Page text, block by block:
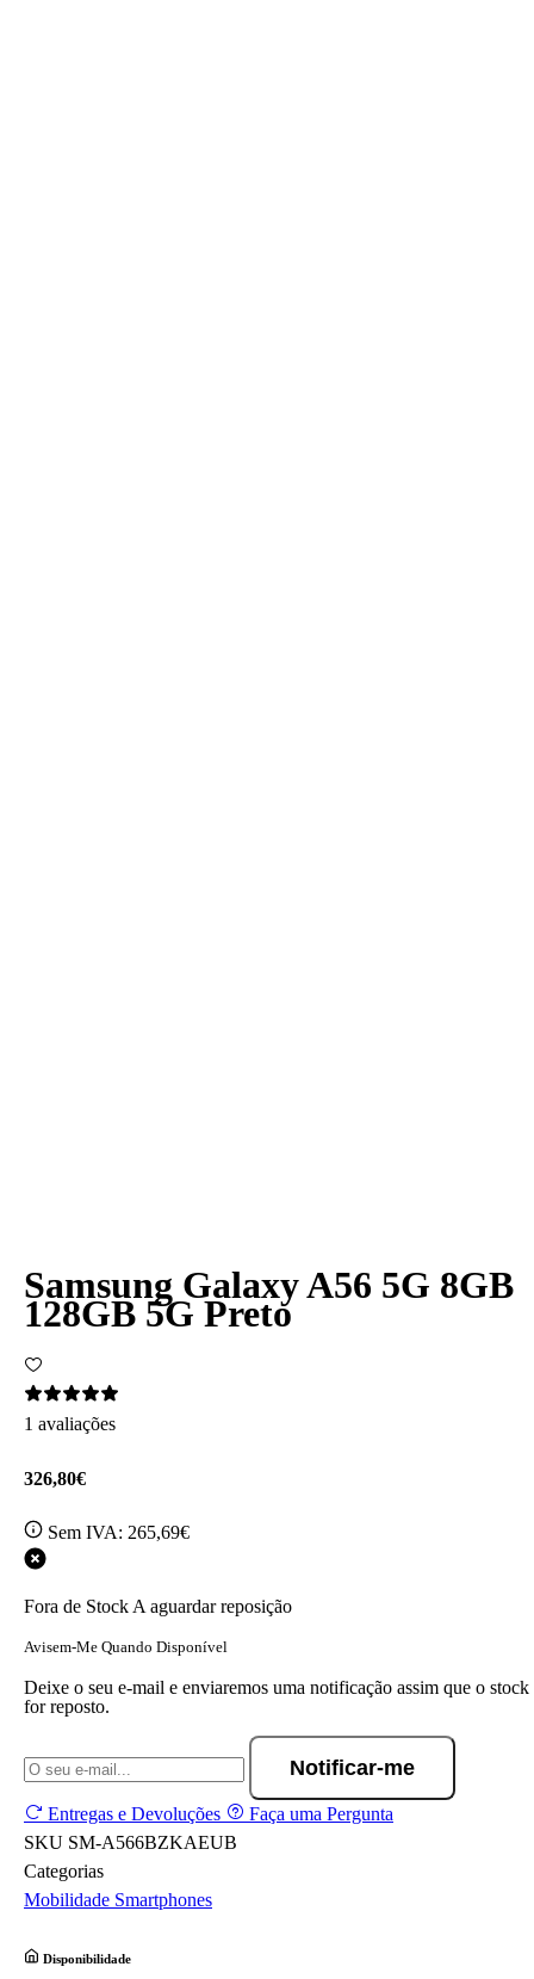
Samsung Galaxy A56 5G 8GB
128GB 5G Preto
1 avaliações
326,80€
Sem IVA: 265,69€
Fora de Stock A aguardar reposição
Avisem-Me Quando Disponível
Deixe o seu e-mail e enviaremos uma notificação assim que o stock
for reposto.
Notificar-me
Entregas e Devoluções
Faça uma Pergunta
SKU SM-A566BZKAEUB
Categorias
Mobilidade Smartphones
Disponibilidade